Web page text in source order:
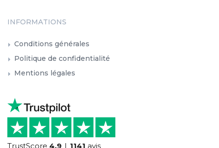
INFORMATIONS
Conditions générales
Politique de confidentialité
Mentions légales
TrustScore 4.9 1141 avis